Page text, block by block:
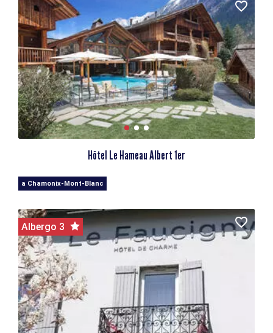
Hôtel Le Hameau Albert 1er
a Chamonix-Mont-Blanc
Albergo 3